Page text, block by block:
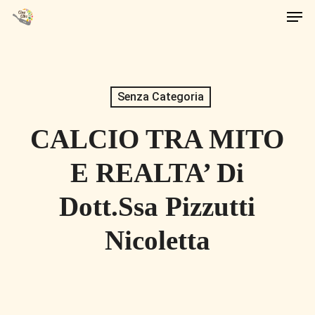
Skip
Senza Categoria
CALCIO TRA MITO
E REALTA’ Di
Dott.ssa Pizzutti
Nicoletta